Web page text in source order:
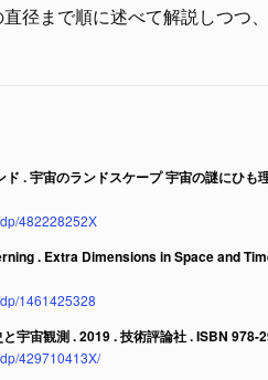
径まで順に述べて解説しつつ
. 宇宙のランドスケープ 宇宙の謎にひも
482228252X
. Extra Dimensions in Space and
1461425328
宇宙観測 . 2019 . 技術評論社 . ISBN 978-
429710413X/